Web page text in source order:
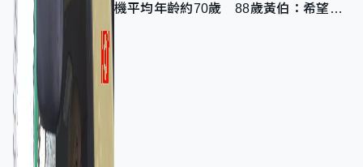
機平均年齡約70歲 88歲黃伯：希望一